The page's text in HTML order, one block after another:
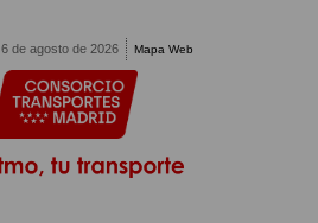
de agosto de 2026 Mapa Web